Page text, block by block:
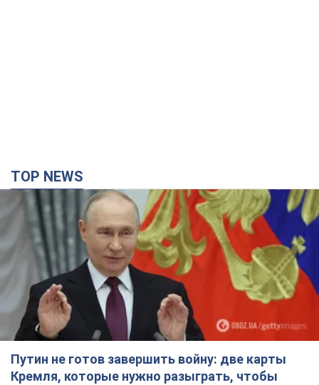
TOP NEWS
Путин не готов завершить войну: две карты
Кремля, которые нужно разыграть, чтобы